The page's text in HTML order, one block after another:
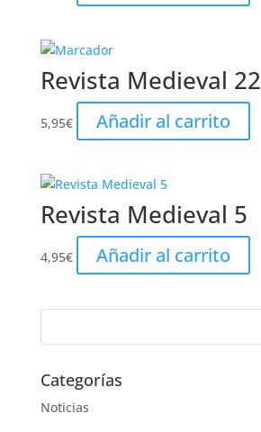
Revista Medieval 22
5,95€ Añadir al carrito
Revista Medieval 5
4,95€ Añadir al carrito
Categorías
Noticias